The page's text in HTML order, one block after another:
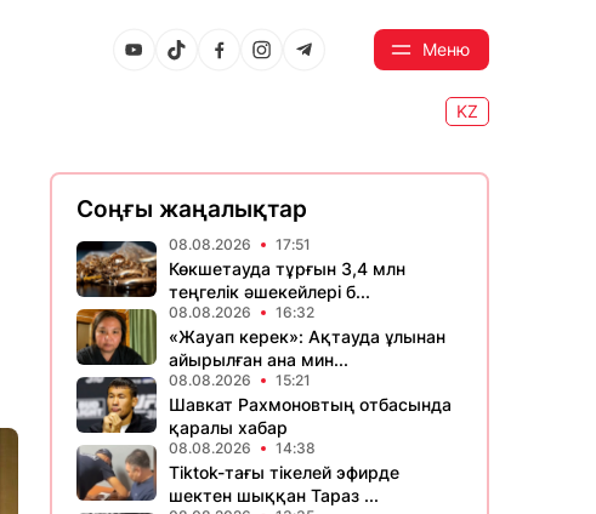
Меню
KZ
Соңғы жаңалықтар
08.08.2026 17:51
Көкшетауда тұрғын 3,4 млн
теңгелік әшекейлері б...
08.08.2026 16:32
«Жауап керек»: Ақтауда ұлынан
айырылған ана мин...
08.08.2026 15:21
Шавкат Рахмоновтың отбасында
қаралы хабар
08.08.2026 14:38
Tiktok-тағы тікелей эфирде
шектен шыққан Тараз ...